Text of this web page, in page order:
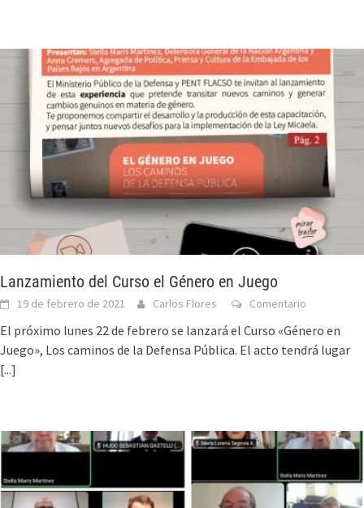
Lanzamiento del Curso el Género en Juego
19 de febrero de 2021 Carlos Flores Comentario
El próximo lunes 22 de febrero se lanzará el Curso «Género en
Juego», Los caminos de la Defensa Pública. El acto tendrá lugar
[...]